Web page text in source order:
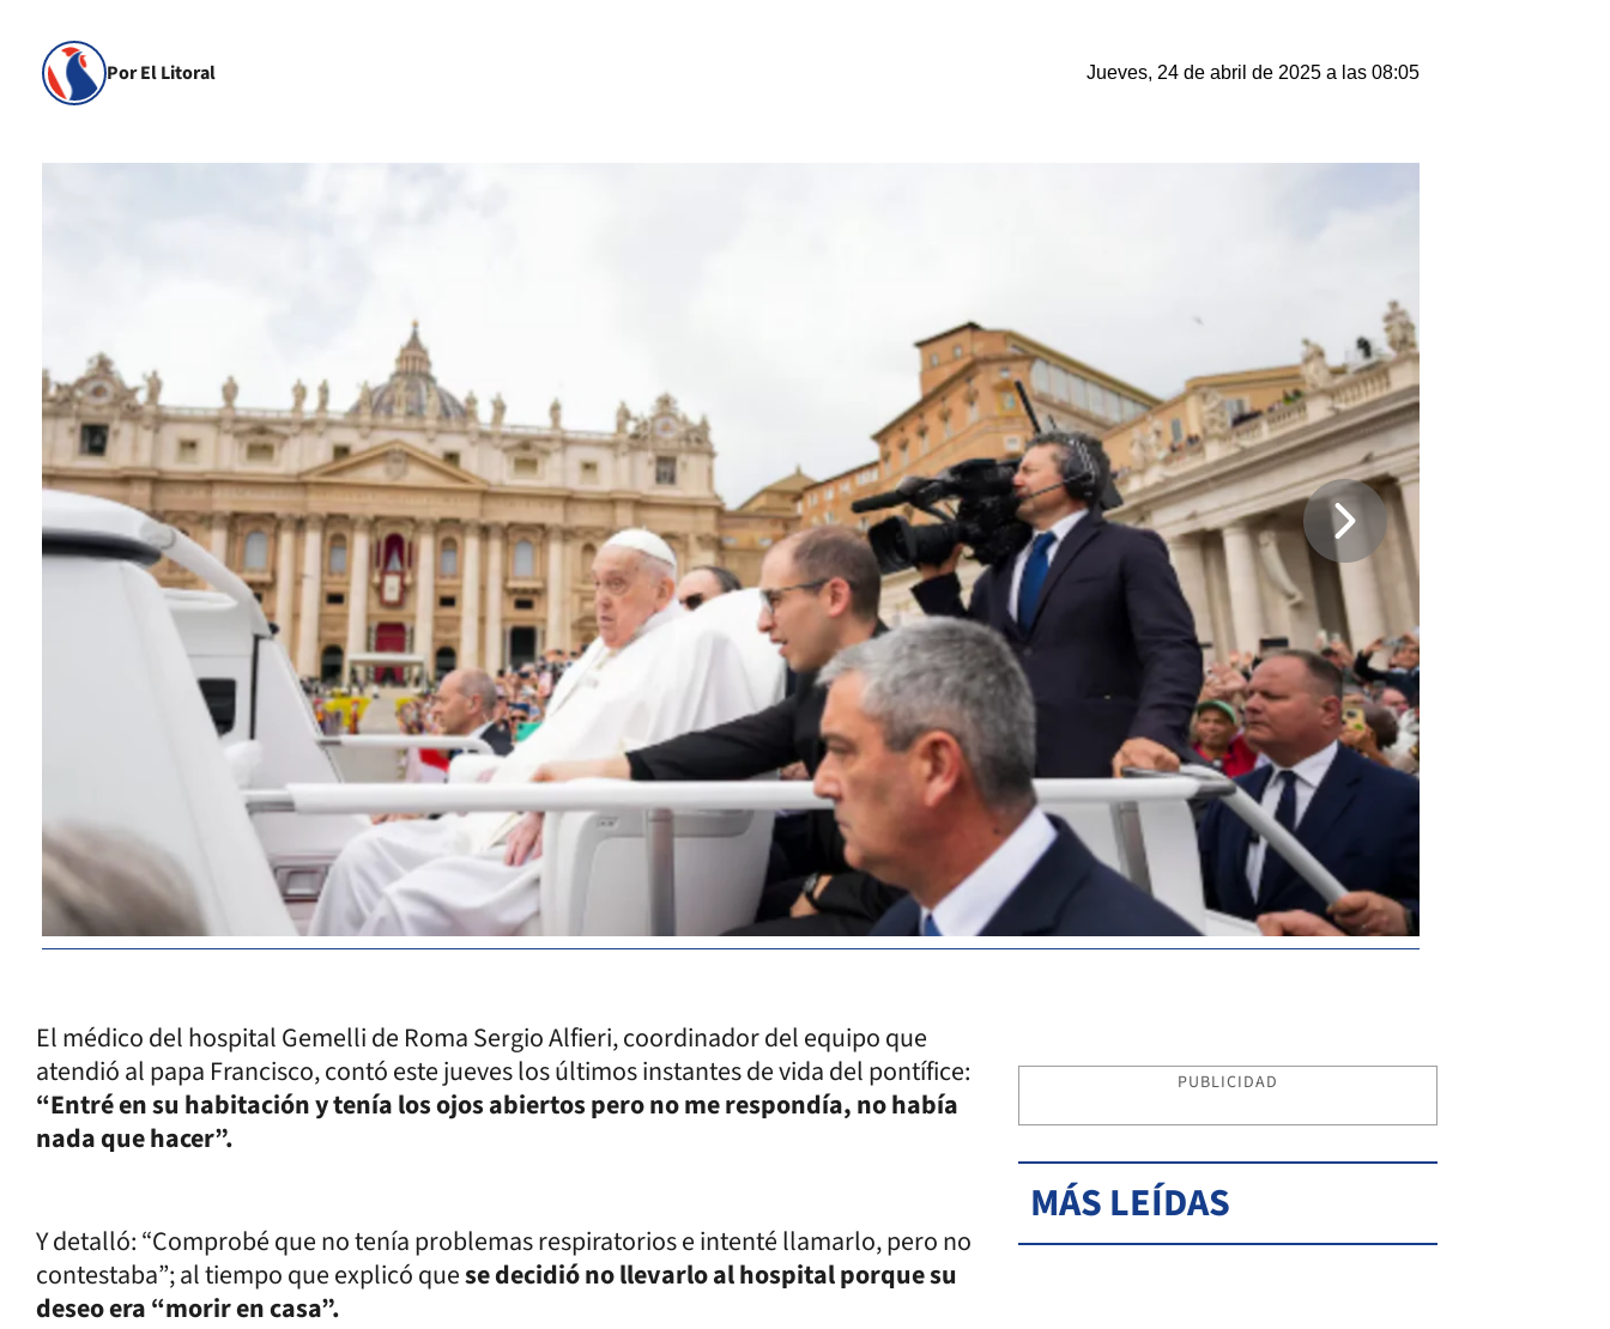
Por El Litoral Jueves, 24 de abril de 2025 a las 08:05
El médico del hospital Gemelli de Roma Sergio Alfieri, coordinador del equipo que
atendió al papa Francisco, contó este jueves los últimos instantes de vida del pontífice:
“Entré en su habitación y tenía los ojos abiertos pero no me respondía, no había
nada que hacer”.
Y detalló: “Comprobé que no tenía problemas respiratorios e intenté llamarlo, pero no
contestaba”; al tiempo que explicó quese decidió no llevarlo al hospital porque su
deseo era “morir en casa”.
PUBLICIDAD
MÁS LEÍDAS